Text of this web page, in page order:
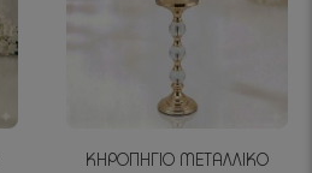
ΚΗΡΟΠΗΓΙΟ ΜΕΤΑΛΛΙΚΟ